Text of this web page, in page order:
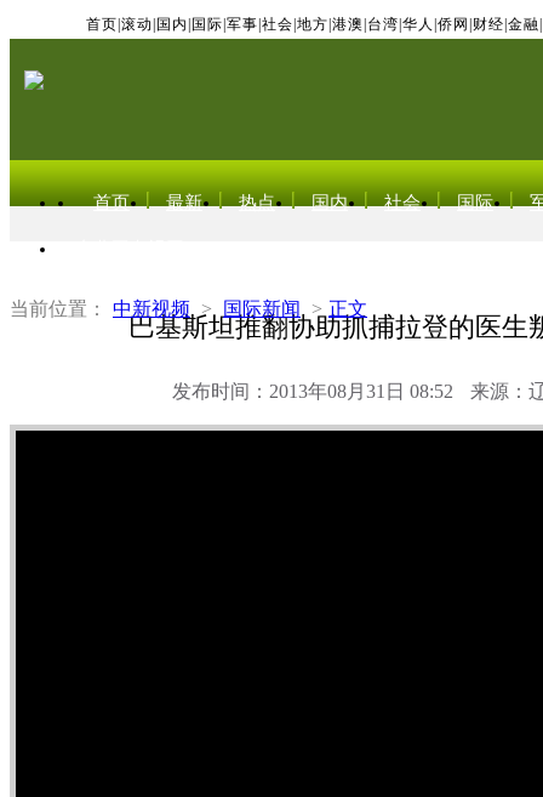
首页 滚动 国内 国际 军事 社会 地方 港澳 台湾 华人 侨网 财经 金融
首页 最新 热点 国内 社会 国际
当前位置： 中新视频 > 国际新闻 > 正文
巴基斯坦推翻协助抓捕拉登的医生
发布时间：2013年08月31日 08:52 来源：